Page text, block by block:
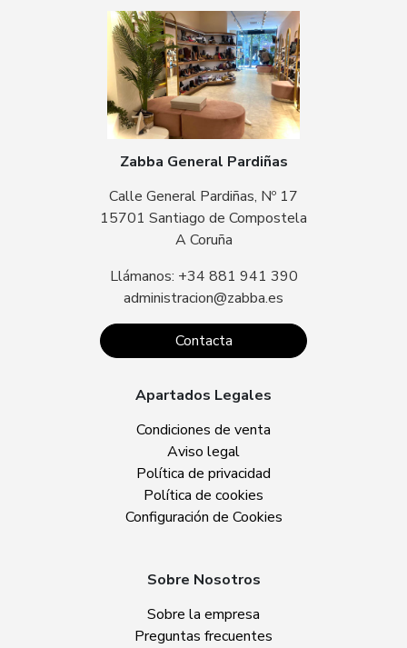
Zabba General Pardiñas
Calle General Pardiñas, Nº 17
15701 Santiago de Compostela
A Coruña
Llámanos: +34 881 941 390
administracion@zabba.es
Contacta
Apartados Legales
Condiciones de venta
Aviso legal
Política de privacidad
Política de cookies
Configuración de Cookies
Sobre Nosotros
Sobre la empresa
Preguntas frecuentes